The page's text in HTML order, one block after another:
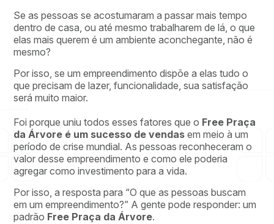
Se as pessoas se acostumaram a passar mais tempo
dentro de casa, ou até mesmo trabalharem de lá, o que
elas mais querem é um ambiente aconchegante, não é
mesmo?
Por isso, se um empreendimento dispõe a elas tudo o
que precisam de lazer, funcionalidade, sua satisfação
será muito maior.
Foi porque uniu todos esses fatores que o Free Praça
da Árvore é um sucesso de vendas em meio à um
período de crise mundial. As pessoas reconheceram o
valor desse empreendimento e como ele poderia
agregar como investimento para a vida.
Por isso, a resposta para “O que as pessoas buscam
em um empreendimento?” A gente pode responder: um
padrão Free Praça da Árvore.